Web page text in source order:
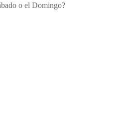
o el Domingo?